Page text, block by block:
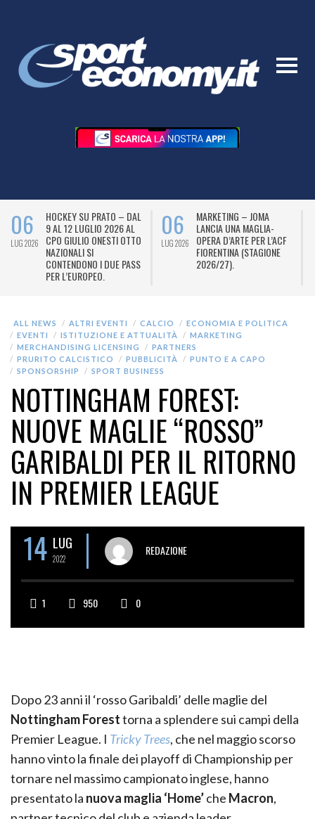
06
LUG 2026
HOCKEY SU PRATO – DAL
9 AL 12 LUGLIO 2026 AL
CPO GIULIO ONESTI OTTO
NAZIONALI SI
CONTENDONO I DUE PASS
PER L’EUROPEO.
06
LUG 2026
MARKETING – JOMA
LANCIA UNA MAGLIA-
OPERA D’ARTE PER L’ACF
FIORENTINA (STAGIONE
2026/27).
ALL NEWS ALTRI EVENTI CALCIO
ECONOMIA E POLITICA
EVENTI
ISTITUZIONE E ATTUALITÀ
MARKETING
MERCHANDISING LICENSING
PARTNERS
PRURITO CALCISTICO
PUBBLICITÀ
PUNTO E A CAPO
SPONSORSHIP
SPORT BUSINESS
NOTTINGHAM FOREST:
NUOVE MAGLIE “ROSSO”
GARIBALDI PER IL RITORNO
IN PREMIER LEAGUE
14 LUG
2022
REDAZIONE
1 950 0
Dopo 23 anni il ‘rosso Garibaldi’ delle maglie del
Nottingham Foresttorna a splendere sui campi della
Premier League. I Tricky Trees, che nel maggio scorso
hanno vinto la finale dei playoff di Championship per
tornare nel massimo campionato inglese, hanno
presentato la nuova maglia ‘Home’che Macron,